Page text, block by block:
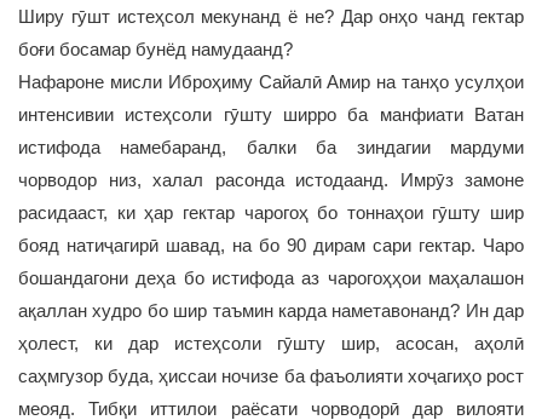
Ширу гӯшт истеҳсол мекунанд ё не? Дар онҳо чанд гектар
боғи босамар бунёд намудаанд?
Нафароне мисли Иброҳиму Сайалӣ Амир на танҳо усулҳои
интенсивии истеҳсоли гӯшту ширро ба манфиати Ватан
истифода намебаранд, балки ба зиндагии мардуми
чорводор низ, халал расонда истодаанд. Имрӯз замоне
расидааст, ки ҳар гектар чарогоҳ бо тоннаҳои гӯшту шир
бояд натиҷагирӣ шавад, на бо 90 дирам сари гектар. Чаро
бошандагони деҳа бо истифода аз чарогоҳҳои маҳалашон
ақаллан худро бо шир таъмин карда наметавонанд? Ин дар
ҳолест, ки дар истеҳсоли гӯшту шир, асосан, аҳолӣ
саҳмгузор буда, ҳиссаи ночизе ба фаъолияти хоҷагиҳо рост
меояд. Тибқи иттилои раёсати чорводорӣ дар вилояти